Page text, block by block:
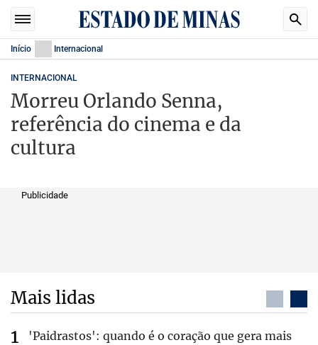
Início Internacional
INTERNACIONAL
Morreu Orlando Senna,
referência do cinema e da
cultura
Publicidade
Mais lidas
'Paidrastos': quando é o coração que gera mais